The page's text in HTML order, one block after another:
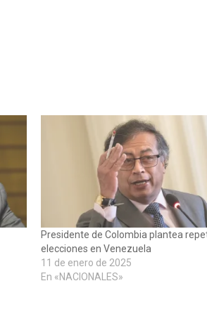
Presidente de Colombia plantea
elecciones en Venezuela
11 de enero de 2025
En «NACIONALES»